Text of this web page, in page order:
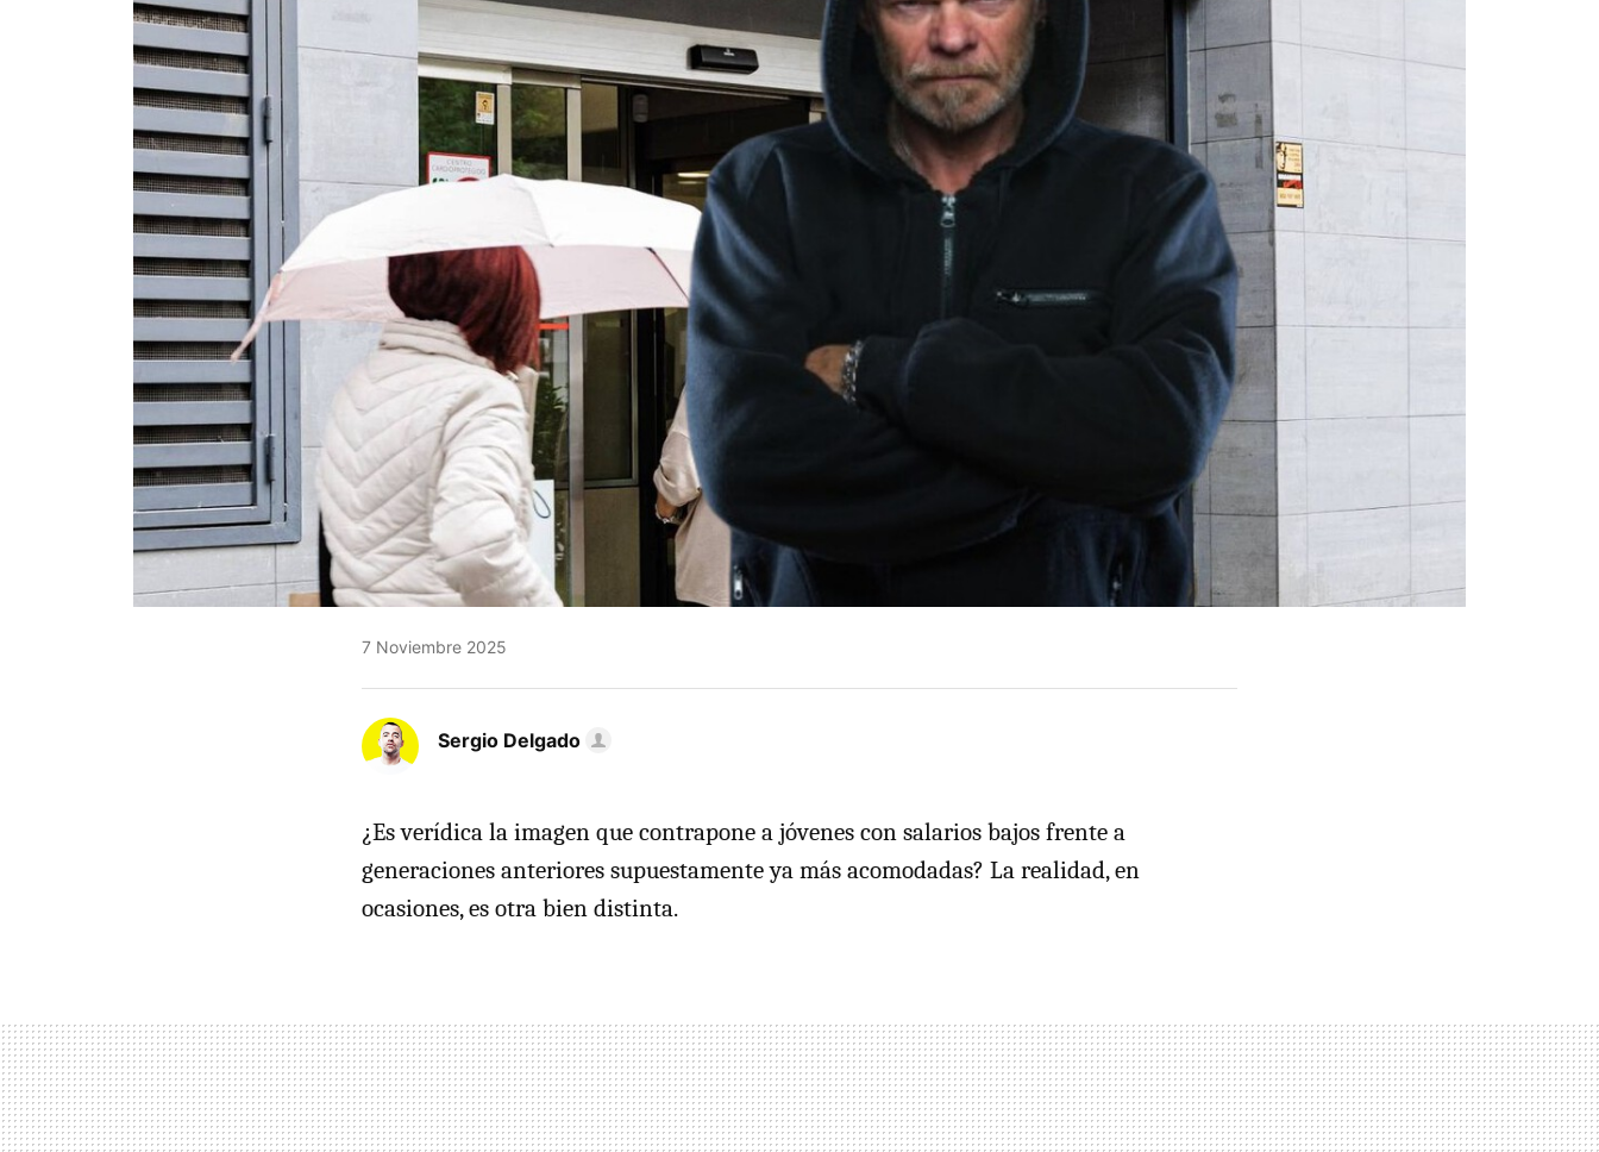
7 Noviembre 2025
Sergio Delgado
¿Es verídica la imagen que contrapone a jóvenes con salarios bajos frente a
generaciones anteriores supuestamente ya más acomodadas? La realidad, en
ocasiones, es otra bien distinta.